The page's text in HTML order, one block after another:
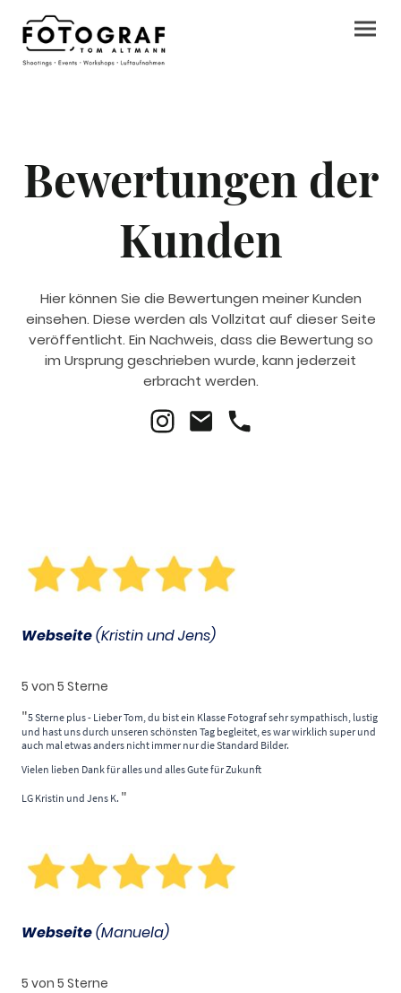
Bewertungen der
Kunden
Hier können Sie die Bewertungen meiner Kunden
einsehen. Diese werden als Vollzitat auf dieser Seite
veröffentlicht. Ein Nachweis, dass die Bewertung so
im Ursprung geschrieben wurde, kann jederzeit
erbracht werden.
Webseite(Kristin und Jens)
5 von 5 Sterne
"5 Sterne plus - Lieber Tom, du bist ein Klasse Fotograf sehr sympathisch, lustig
und hast uns durch unseren schönsten Tag begleitet, es war wirklich super und
auch mal etwas anders nicht immer nur die Standard Bilder.
Vielen lieben Dank für alles und alles Gute für Zukunft
LG Kristin und Jens K. "
Webseite(Manuela)
5 von 5 Sterne